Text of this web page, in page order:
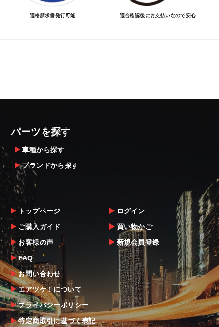
適格請求書発行可能 適合確認後にお支払いなので安心
パーツを探す
車種から探す
ブランドから探す
トップページ
ご購入ガイド
お客様の声
FAQ
お問い合わせ
エアツケ！について
プライバシーポリシー
特定商取引に基づく表記
ログイン
買い物かご
新規会員登録